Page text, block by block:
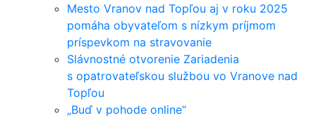
Mesto Vranov nad Topľou aj v roku 2025
pomáha obyvateľom s nízkym príjmom
príspevkom na stravovanie
Slávnostné otvorenie Zariadenia
s opatrovateľskou službou vo Vranove nad
Topľou
„Buď v pohode online“